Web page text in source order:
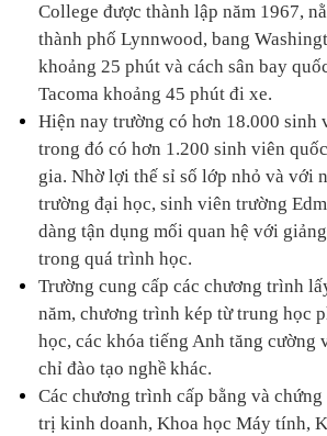
College được thành lập năm 1967,
thành phố Lynnwood, bang
khoảng 25 phút và cách sân bay
Tacoma khoảng 45 phút đi xe.
Hiện nay trường có hơn 18.000 sinh
trong đó có hơn 1.200 sinh viên
gia. Nhờ lợi thế sỉ số lớp nhỏ và với
trường đại học, sinh viên trường
dàng tận dụng mối quan hệ với
trong quá trình học.
Trường cung cấp các chương trình
năm, chương trình kép từ trung học
học, các khóa tiếng Anh tăng cường
chỉ đào tạo nghề khác.
Các chương trình cấp bằng và
trị kinh doanh, Khoa học Máy tính,